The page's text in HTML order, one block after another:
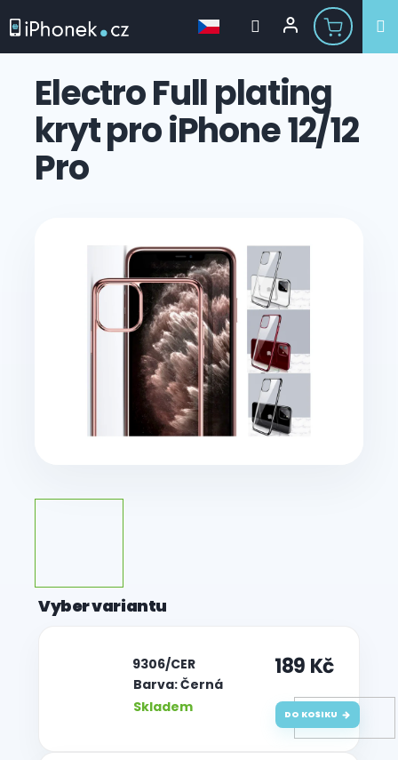
Electro Full plating
kryt pro iPhone 12/12
Pro
Barva: Černá
Skladem
| 9306/CER 189 Kč
DO KOŠÍKU